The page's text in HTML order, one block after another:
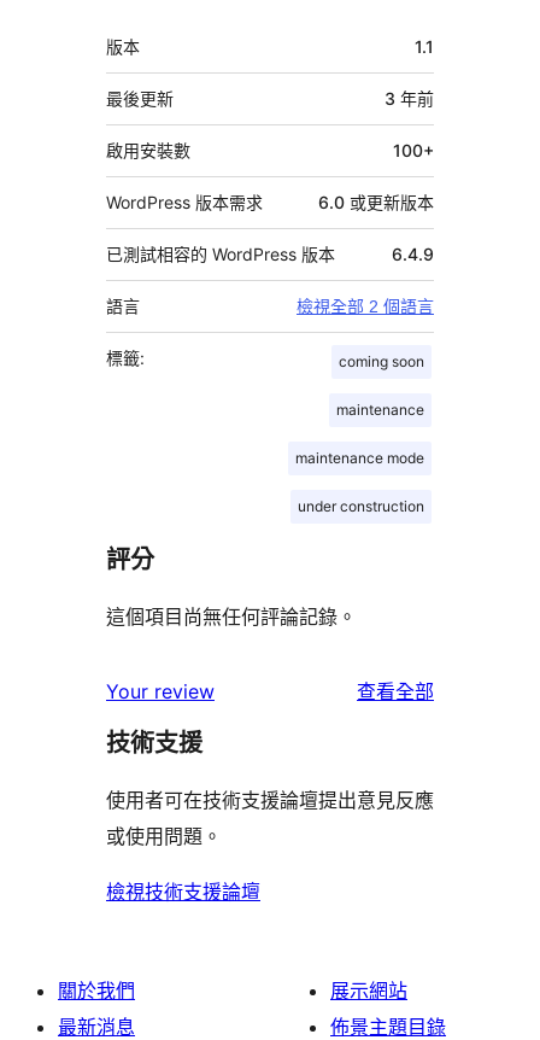
中
繼
資
料
版本 1.1
最後更新 3 年前
啟用安裝數 100+
WordPress 版本需求 6.0 或更新版本
已測試相容的 WordPress 版本 6.4.9
語言 檢視全部 2 個語言
標籤: coming soon
maintenance
maintenance mode
under construction
評分
這個項目尚無任何評論記錄。
Your review 查看全部
評
技術支援
使用者可在技術支援論壇提出意見反應
或使用問題。
檢視技術支援論壇
關於我們
最新消息
展示網站
佈景主題目錄